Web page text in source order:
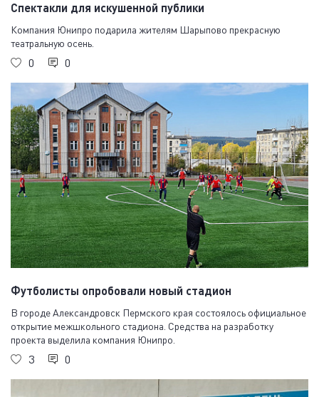
Спектакли для искушенной публики
Компания Юнипро подарила жителям Шарыпово прекрасную
театральную осень.
0 0
Футболисты опробовали новый стадион
В городе Александровск Пермского края состоялось официальное
открытие межшкольного стадиона. Средства на разработку
проекта выделила компания Юнипро.
3 0